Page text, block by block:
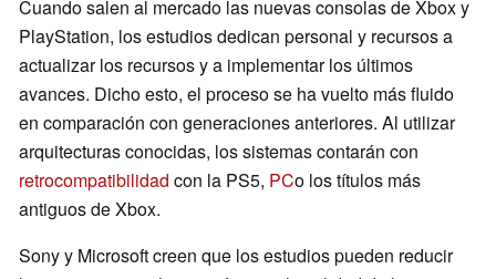
Cuando salen al mercado las nuevas consolas de Xbox y
PlayStation, los estudios dedican personal y recursos a
actualizar los recursos y a implementar los últimos
avances. Dicho esto, el proceso se ha vuelto más fluido
en comparación con generaciones anteriores. Al utilizar
arquitecturas conocidas, los sistemas contarán con
retrocompatibilidad con la PS5, PCo los títulos más
antiguos de Xbox.
Sony y Microsoft creen que los estudios pueden reducir